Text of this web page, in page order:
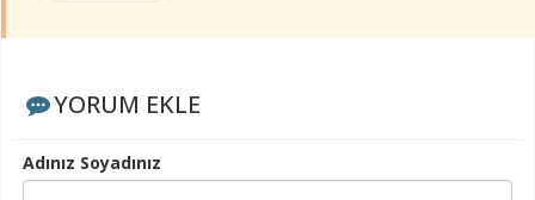
YORUM EKLE
Adınız Soyadınız